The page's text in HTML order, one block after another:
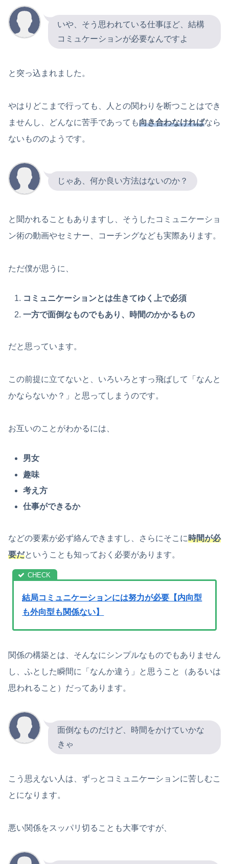
いや、そう思われている仕事ほど、結構
コミュケーションが必要なんですよ
と突っ込まれました。
やはりどこまで行っても、人との関わりを断つことはでき
ませんし、どんなに苦手であっても向き合わなければなら
ないもののようです。
じゃあ、何か良い方法はないのか？
と聞かれることもありますし、そうしたコミュニケーショ
ン術の動画やセミナー、コーチングなども実際あります。
ただ僕が思うに、
コミュニケーションとは生きてゆく上で必須
一方で面倒なものでもあり、時間のかかるもの
だと思っています。
この前提に立てないと、いろいろとすっ飛ばして「なんと
かならないか？」と思ってしまうのです。
お互いのことがわかるには、
男女
趣味
考え方
仕事ができるか
などの要素が必ず絡んできますし、さらにそこに時間が必
要だということも知っておく必要があります。
結局コミュニケーションには努力が必要【内向型
も外向型も関係ない】
関係の構築とは、そんなにシンプルなものでもありません
し、ふとした瞬間に「なんか違う」と思うこと（あるいは
思われること）だってあります。
面倒なものだけど、時間をかけていかな
きゃ
こう思えない人は、ずっとコミュニケーションに苦しむこ
とになります。
悪い関係をスッパリ切ることも大事ですが、